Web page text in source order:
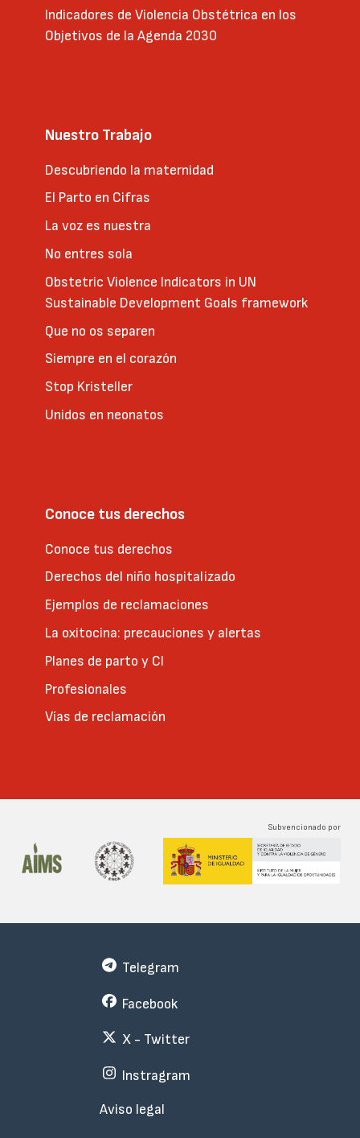
Indicadores de Violencia Obstétrica en los
Objetivos de la Agenda 2030
Nuestro Trabajo
Descubriendo la maternidad
El Parto en Cifras
La voz es nuestra
No entres sola
Obstetric Violence Indicators in UN
Sustainable Development Goals framework
Que no os separen
Siempre en el corazón
Stop Kristeller
Unidos en neonatos
Conoce tus derechos
Conoce tus derechos
Derechos del niño hospitalizado
Ejemplos de reclamaciones
La oxitocina: precauciones y alertas
Planes de parto y CI
Profesionales
Vías de reclamación
Subvencionado por
Subfooter
Telegram
Facebook
X - Twitter
Instragram
Aviso legal